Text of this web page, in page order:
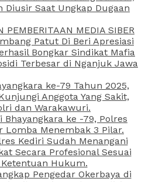
Diusir Saat Ungkap Dugaan
PEMBERITAAN MEDIA SIBER
Patut Di Beri Apresiasi
Bongkar Sindikat Mafia
Terbesar di Nganjuk Jawa
ke-79 Tahun 2025,
Anggota Yang Sakit,
dan Warakawuri.
Bhayangkara ke -79, Polres
Lomba Menembak 3 Pilar.
Kediri Sudah Menangani
Secara Profesional Sesuai
Ketentuan Hukum.
Pengedar Okerbaya di